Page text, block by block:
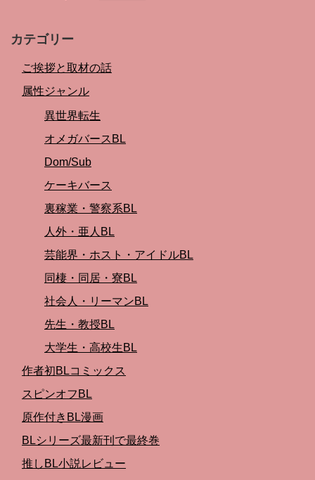
カテゴリー
ご挨拶と取材の話
属性ジャンル
異世界転生
オメガバースBL
Dom/Sub
ケーキバース
裏稼業・警察系BL
人外・亜人BL
芸能界・ホスト・アイドルBL
同棲・同居・寮BL
社会人・リーマンBL
先生・教授BL
大学生・高校生BL
作者初BLコミックス
スピンオフBL
原作付きBL漫画
BLシリーズ最新刊で最終巻
推しBL小説レビュー